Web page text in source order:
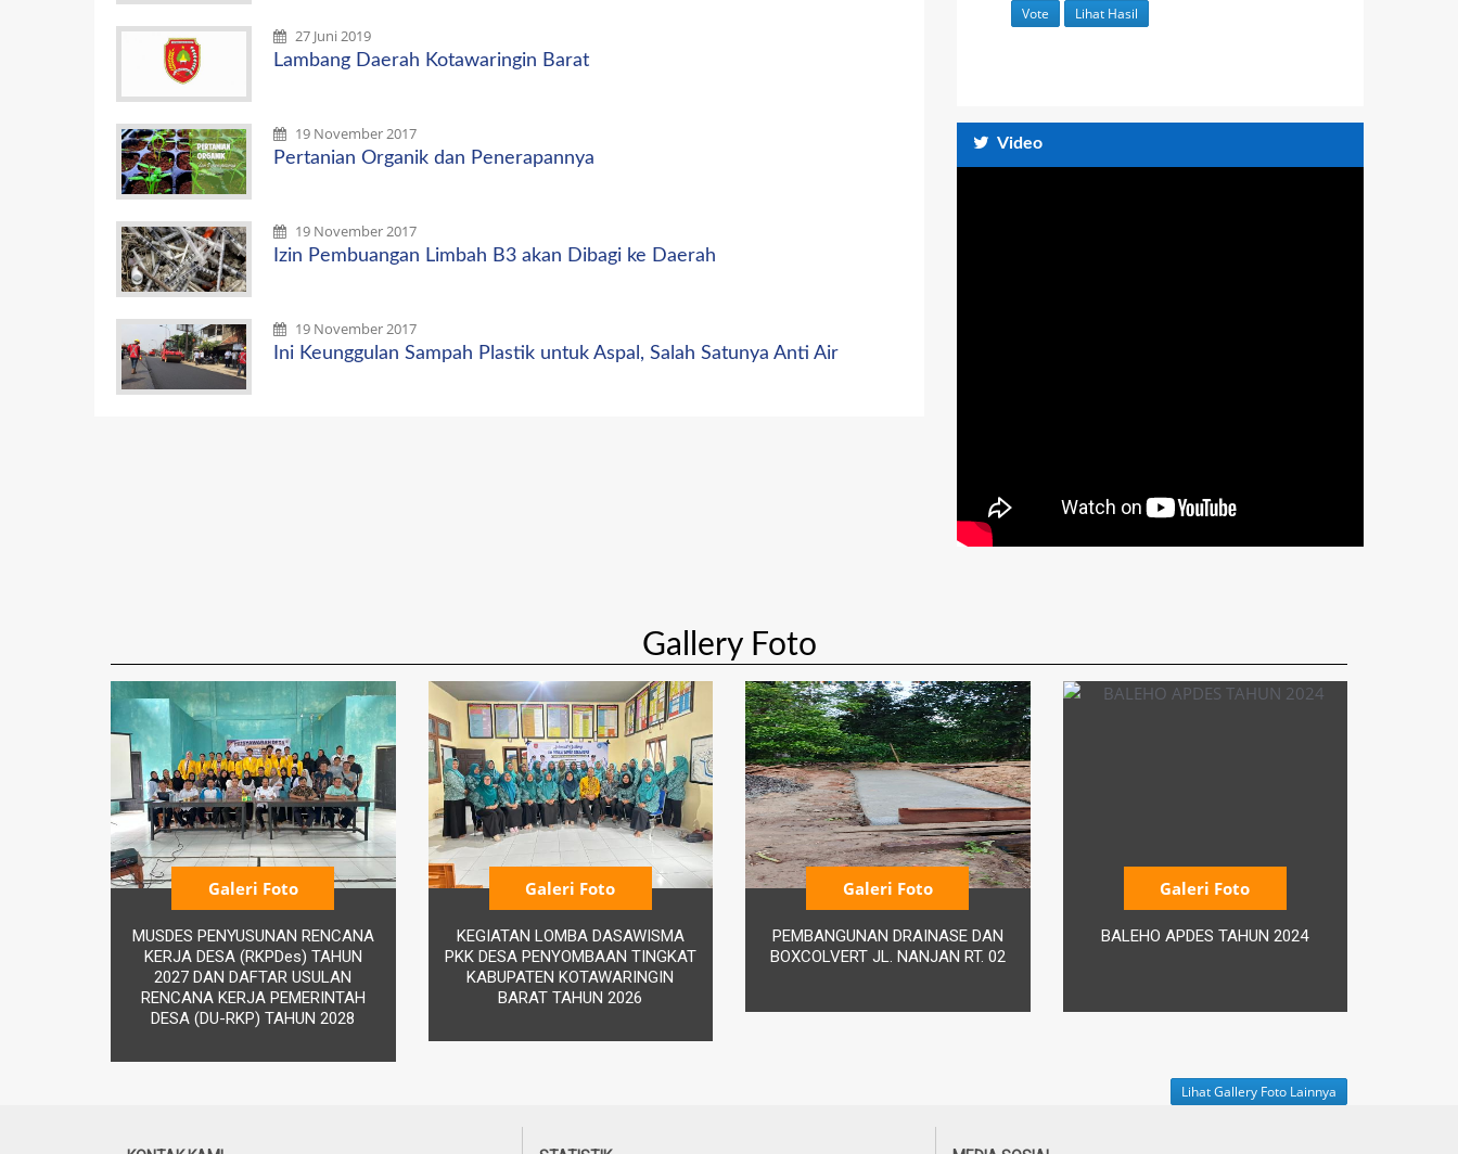
27 Juni 2019
Lambang Daerah Kotawaringin Barat
19 November 2017
Pertanian Organik dan Penerapannya
19 November 2017
Izin Pembuangan Limbah B3 akan Dibagi ke Daerah
19 November 2017
Ini Keunggulan Sampah Plastik untuk Aspal, Salah Satunya Anti Air
Video
Gallery Foto
Galeri Foto
MUSDES PENYUSUNAN RENCANA
KERJA DESA (RKPDes) TAHUN
2027 DAN DAFTAR USULAN
RENCANA KERJA PEMERINTAH
DESA (DU-RKP) TAHUN 2028
Galeri Foto
KEGIATAN LOMBA DASAWISMA
PKK DESA PENYOMBAAN TINGKAT
KABUPATEN KOTAWARINGIN
BARAT TAHUN 2026
Galeri Foto
PEMBANGUNAN DRAINASE DAN
BOXCOLVERT JL. NANJAN RT. 02
Galeri Foto
BALEHO APDES TAHUN 2024
Lihat Gallery Foto Lainnya